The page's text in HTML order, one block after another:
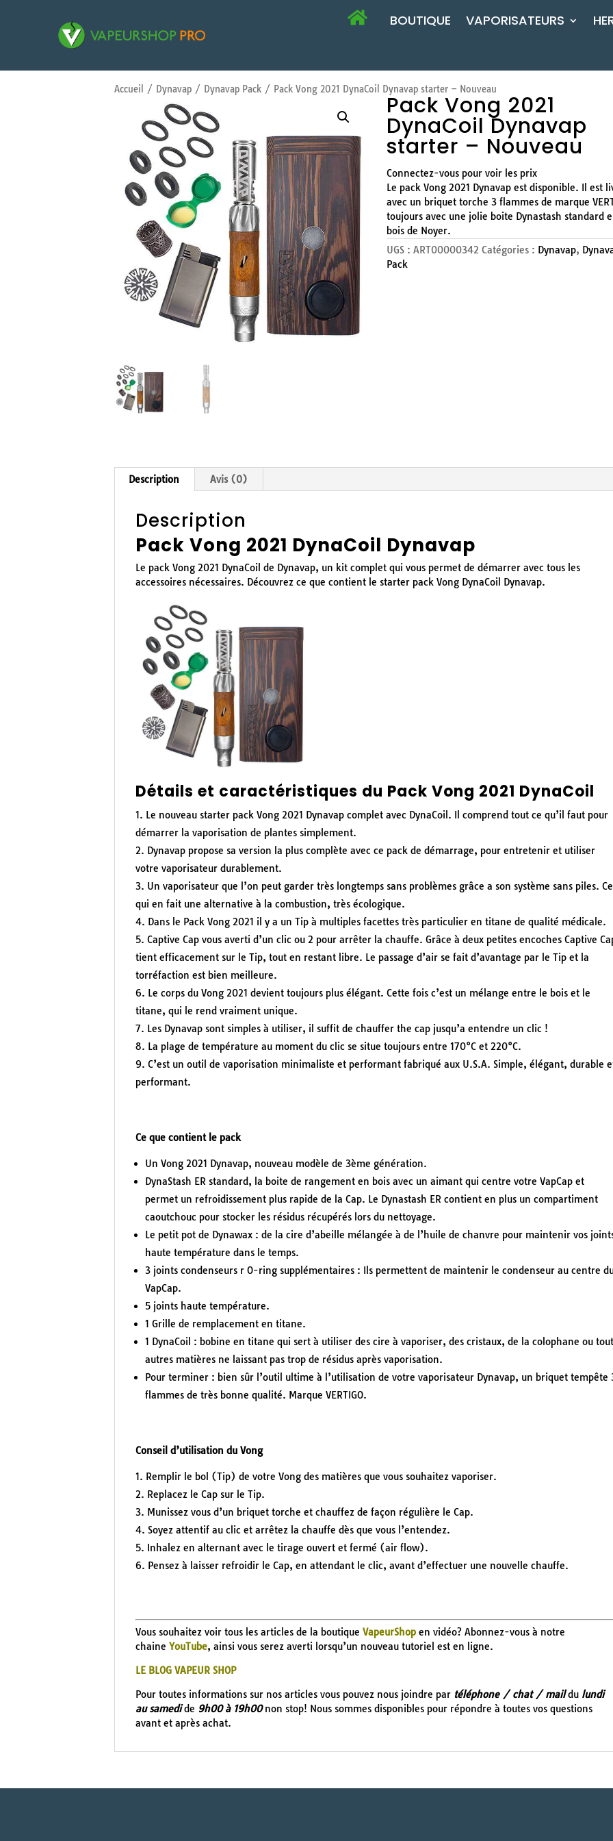
BOUTIQUE VAPORISATEURS
Accueil / Dynavap/ Dynavap Pack/ Pack Vong 2021 DynaCoil Dynavap starter – Nouveau
Pack Vong 2021
DynaCoil Dynavap
starter – Nouveau
Connectez-vous pour voir les prix
Le pack Vong 2021 Dynavap est disponible. Il est
avec un briquet torche 3 flammes de marque
toujours avec une jolie boite Dynastash standard
bois de Noyer.
UGS :ART00000342 Catégories : Dynavap,
Pack
Description Avis (0)
Description
Pack Vong 2021 DynaCoil Dynavap
Le pack Vong 2021 DynaCoil de Dynavap, un kit complet qui vous permet de démarrer avec tous les
accessoires nécessaires. Découvrez ce que contient le starter pack Vong DynaCoil Dynavap.
Détails et caractéristiques du Pack Vong 2021 DynaCoil
Le nouveau starter pack Vong 2021 Dynavap complet avec DynaCoil. Il comprend tout ce qu’il faut pour
démarrer la vaporisation de plantes simplement.
Dynavap propose sa version la plus complète avec ce pack de démarrage, pour entretenir et utiliser
votre vaporisateur durablement.
Un vaporisateur que l’on peut garder très longtemps sans problèmes grâce a son système sans piles. Ce
qui en fait une alternative à la combustion, très écologique.
Dans le Pack Vong 2021 il y a un Tip à multiples facettes très particulier en titane de qualité médicale.
Captive Cap vous averti d’un clic ou 2 pour arrêter la chauffe. Grâce à deux petites encoches Captive
tient efficacement sur le Tip, tout en restant libre. Le passage d’air se fait d’avantage par le Tip et la
torréfaction est bien meilleure.
Le corps du Vong 2021 devient toujours plus élégant. Cette fois c’est un mélange entre le bois et le
titane, qui le rend vraiment unique.
Les Dynavap sont simples à utiliser, il suffit de chauffer the cap jusqu’a entendre un clic !
La plage de température au moment du clic se situe toujours entre 170°C et 220°C.
C’est un outil de vaporisation minimaliste et performant fabriqué aux U.S.A. Simple, élégant, durable
performant.
Ce que contient le pack
Un Vong 2021 Dynavap, nouveau modèle de 3ème génération.
DynaStash ER standard, la boite de rangement en bois avec un aimant qui centre votre VapCap et
permet un refroidissement plus rapide de la Cap. Le Dynastash ER contient en plus un compartiment
caoutchouc pour stocker les résidus récupérés lors du nettoyage.
Le petit pot de Dynawax : de la cire d’abeille mélangée à de l’huile de chanvre pour maintenir vos
haute température dans le temps.
3 joints condenseurs r O-ring supplémentaires : Ils permettent de maintenir le condenseur au centre
VapCap.
5 joints haute température.
1 Grille de remplacement en titane.
1 DynaCoil : bobine en titane qui sert à utiliser des cire à vaporiser, des cristaux, de la colophane ou tout
autres matières ne laissant pas trop de résidus après vaporisation.
Pour terminer : bien sûr l’outil ultime à l’utilisation de votre vaporisateur Dynavap, un briquet tempête
flammes de très bonne qualité. Marque VERTIGO.
Conseil d’utilisation du Vong
Remplir le bol (Tip) de votre Vong des matières que vous souhaitez vaporiser.
Replacez le Cap sur le Tip.
Munissez vous d’un briquet torche et chauffez de façon régulière le Cap.
Soyez attentif au clic et arrêtez la chauffe dès que vous l’entendez.
Inhalez en alternant avec le tirage ouvert et fermé (air flow).
Pensez à laisser refroidir le Cap, en attendant le clic, avant d’effectuer une nouvelle chauffe.
Vous souhaitez voir tous les articles de la boutique VapeurShopen vidéo? Abonnez-vous à notre
chaine YouTube, ainsi vous serez averti lorsqu’un nouveau tutoriel est en ligne.
LE BLOG VAPEUR SHOP
Pour toutes informations sur nos articles vous pouvez nous joindre par téléphone / chat / maildu lundi
au samedide 9h00 à 19h00non stop! Nous sommes disponibles pour répondre à toutes vos questions
avant et après achat.